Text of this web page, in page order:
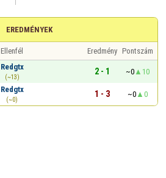
EREDMÉNYEK
Ellenfél Eredmény Pontszám
Redgtx
(~13)
2 - 1 ~0
10
Redgtx
(~0)
1 - 3 ~0 0